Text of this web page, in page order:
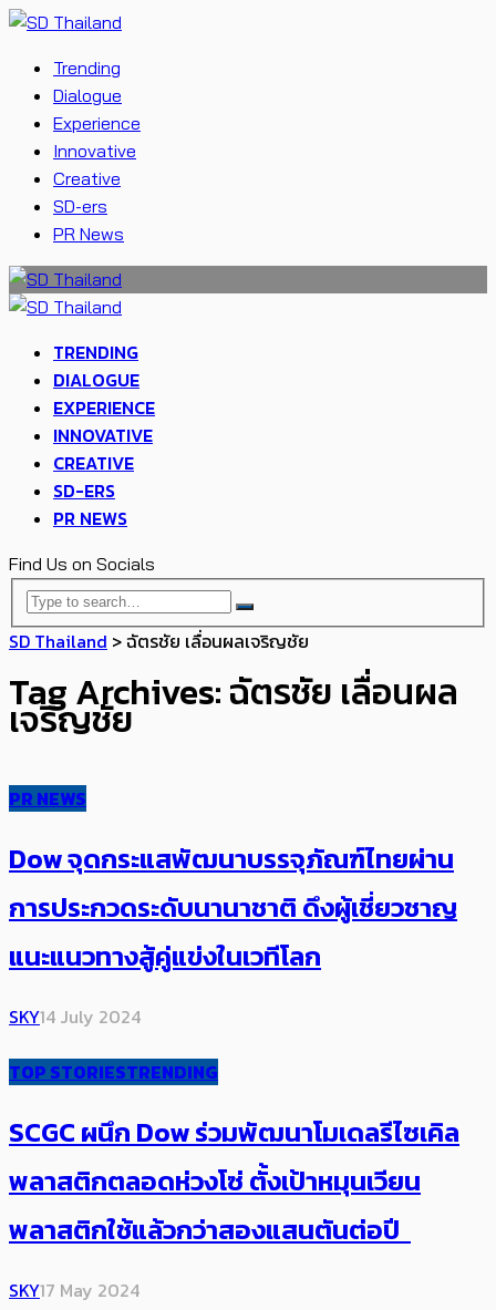
Trending
Dialogue
Experience
Innovative
Creative
SD-ers
PR News
TRENDING
DIALOGUE
EXPERIENCE
INNOVATIVE
CREATIVE
SD-ERS
PR NEWS
Find Us on Socials
SD Thailand >ฉัตรชัย เลื่อนผลเจริญชัย
Tag Archives: ฉัตรชัย เลื่อนผล
เจริญชัย
PR NEWS
Dow จุดกระแสพัฒนาบรรจุภัณฑ์ไทยผ่าน
การประกวดระดับนานาชาติ ดึงผู้เชี่ยวชาญ
แนะแนวทางสู้คู่แข่งในเวทีโลก
SKY14 July 2024
TOP STORIESTRENDING
SCGC ผนึก Dow ​ร่วม​พัฒนาโมเดลรีไซเคิล
พลาสติกตลอดห่วงโซ่ ตั้งเป้าหมุนเวียน
พลาสติกใช้แล้วกว่าสองแสนตันต่อปี
SKY17 May 2024